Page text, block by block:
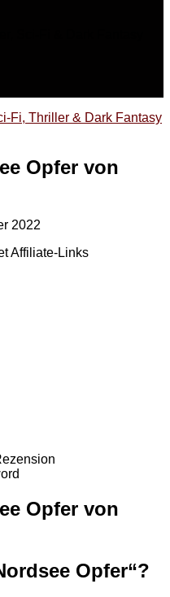
Fi, Thriller & Dark Fantasy
Opfer von
2022
Affiliate-Links
Opfer von
Opfer“?